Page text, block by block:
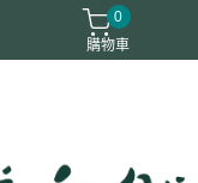
0
購物車